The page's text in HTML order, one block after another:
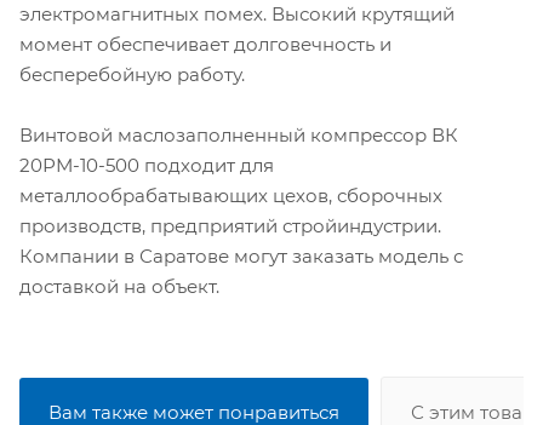
электромагнитных помех. Высокий крутящий
момент обеспечивает долговечность и
бесперебойную работу.
Винтовой маслозаполненный компрессор ВК
20РМ-10-500 подходит для
металлообрабатывающих цехов, сборочных
производств, предприятий стройиндустрии.
Компании в Саратове могут заказать модель с
доставкой на объект.
Вам также может понравиться С этим